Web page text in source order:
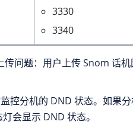
3330
3340
传问题：用户上传 Snom 话
控分机的 DND 状态。如果
会显示 DND 状态。